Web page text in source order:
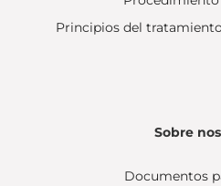
Principios del
Sobre
Documentos